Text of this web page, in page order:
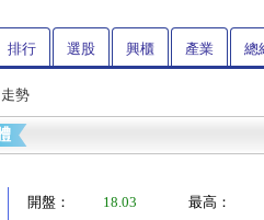
排行 選股 興櫃 產業 總
勢
開盤： 18.03
最高：